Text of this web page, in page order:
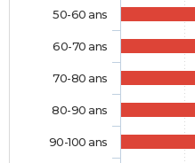
50-60 ans
60-70 ans
70-80 ans
80-90 ans
90-100 ans